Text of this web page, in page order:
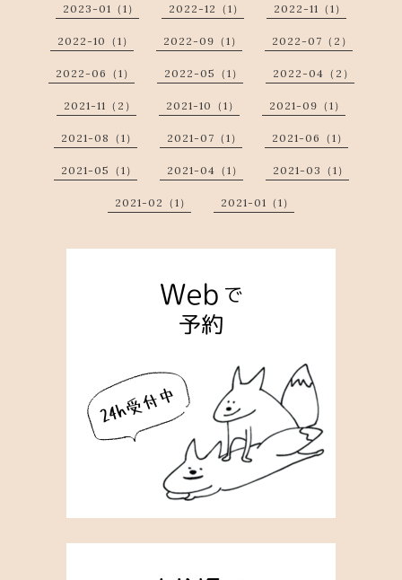
2023-01（1） 2022-12（1） 2022-11（1）
2022-10（1） 2022-09（1） 2022-07（2）
2022-06（1） 2022-05（1） 2022-04（2）
2021-11（2） 2021-10（1） 2021-09（1）
2021-08（1） 2021-07（1） 2021-06（1）
2021-05（1） 2021-04（1） 2021-03（1）
2021-02（1） 2021-01（1）